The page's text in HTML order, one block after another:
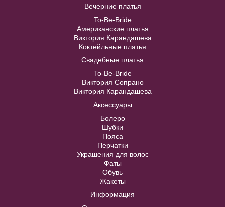
В примерочную
Купить
Вечерние платья
To-Be-Bride
Американские платья
Виктория Карандашева
Коктейльные платья
Свадебные платья
To-Be-Bride
Виктория Сопрано
Виктория Карандашева
Аксессуары
Болеро
Шубки
Пояса
Перчатки
Украшения для волос
Фаты
Обувь
Жакеты
Информация